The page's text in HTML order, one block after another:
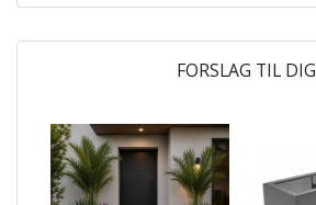
FORSLAG TIL DIG